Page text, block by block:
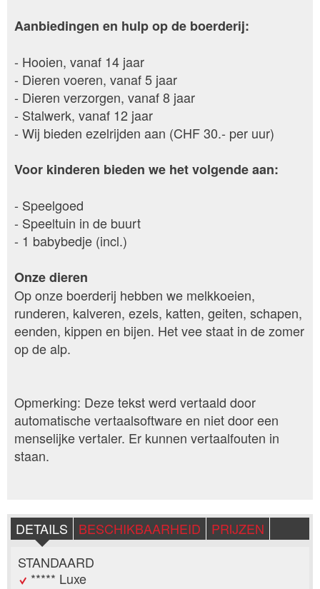
Aanbiedingen en hulp op de boerderij:
- Hooien, vanaf 14 jaar
- Dieren voeren, vanaf 5 jaar
- Dieren verzorgen, vanaf 8 jaar
- Stalwerk, vanaf 12 jaar
- Wij bieden ezelrijden aan (CHF 30.- per uur)
Voor kinderen bieden we het volgende aan:
- Speelgoed
- Speeltuin in de buurt
- 1 babybedje (incl.)
Onze dieren
Op onze boerderij hebben we melkkoeien,
runderen, kalveren, ezels, katten, geiten, schapen,
eenden, kippen en bijen. Het vee staat in de zomer
op de alp.
Opmerking: Deze tekst werd vertaald door
automatische vertaalsoftware en niet door een
menselijke vertaler. Er kunnen vertaalfouten in
staan.
DETAILS BESCHIKBAARHEID
PRIJZEN
STANDAARD
***** Luxe